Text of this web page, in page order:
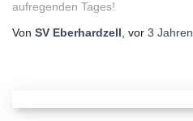
aufregenden Tages!
Von SV Eberhardzell , vor 3 Jahren